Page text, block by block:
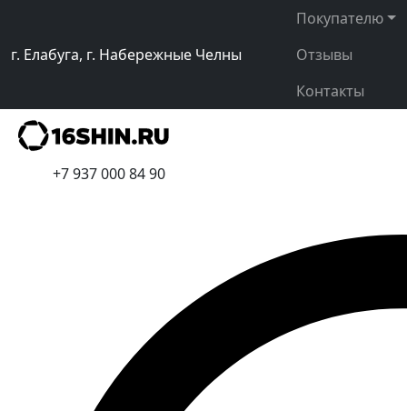
г. Елабуга, г. Набережные Челны
Покупателю
Отзывы
Контакты
+7 937 000 84 90